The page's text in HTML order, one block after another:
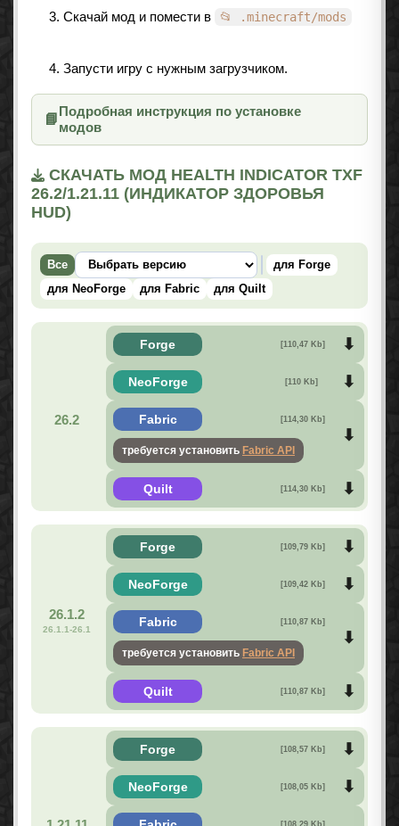
Скачай мод и помести в
📂 .minecraft/mods
Запусти игру с нужным загрузчиком.
📘
Подробная инструкция по установке
модов
СКАЧАТЬ МОД HEALTH INDICATOR TXF
26.2/1.21.11 (ИНДИКАТОР ЗДОРОВЬЯ
HUD)
Все
для Forge
для NeoForge
для Fabric для Quilt
26.2
Forge [110,47 Kb]
NeoForge [110 Kb]
Fabric [114,30 Kb]
требуется установить Fabric API
Quilt [114,30 Kb]
26.1.2
26.1.1-26.1
Forge [109,79 Kb]
NeoForge [109,42 Kb]
Fabric [110,87 Kb]
требуется установить Fabric API
Quilt [110,87 Kb]
Forge [108,57 Kb]
NeoForge [108,05 Kb]
[108,29 Kb]